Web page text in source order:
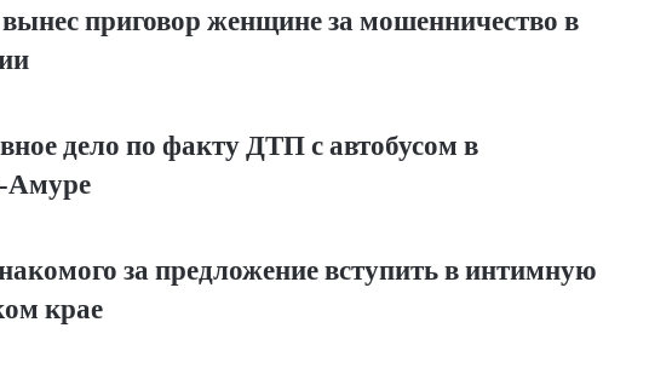
приговор женщине за мошенничество в
дело по факту ДТП с автобусом в
за предложение вступить в интимную
крае